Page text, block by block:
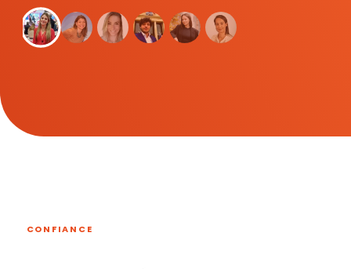
CONFIANCE